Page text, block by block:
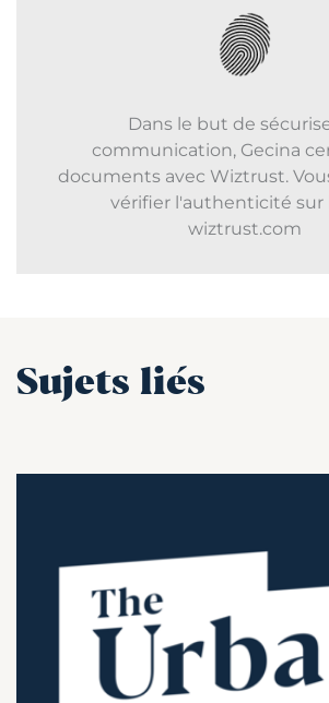
Dans le but de
communication, Gecina
documents avec Wiztrust.
vérifier l'authenticité sur
wiztrust.com
Sujets liés